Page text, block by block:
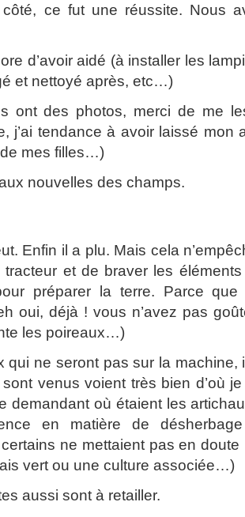
ce fut une réussite. Nous
d’avoir aidé (à installer les
et nettoyé après, etc…)
ont des photos, merci de me
j’ai tendance à avoir laissé mon
mes filles…)
nouvelles des champs.
Enfin il a plu. Mais cela
et de braver les
préparer la terre. Parce
oui, déjà ! vous n’avez pas
les poireaux…)
qui ne seront pas sur la machine,
venus voient très bien d’où
demandant où étaient les
en matière de
ne mettaient pas en doute
vert ou une culture associée…)
aussi sont à retailler.